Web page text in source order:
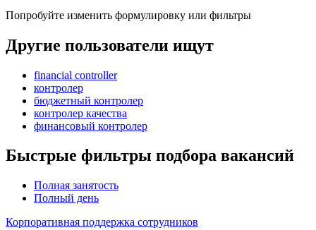
Попробуйте изменить формулировку или фильтры
Другие пользователи ищут
financial controller
контролер
бюджетный контролер
контролер качества
финансовый контролер
Быстрые фильтры подбора вакансий
Полная занятость
Полный день
Корпоративная поддержка сотрудников